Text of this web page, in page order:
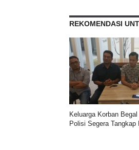
REKOMENDASI
Keluarga Korban
Polisi Segera Tangkap